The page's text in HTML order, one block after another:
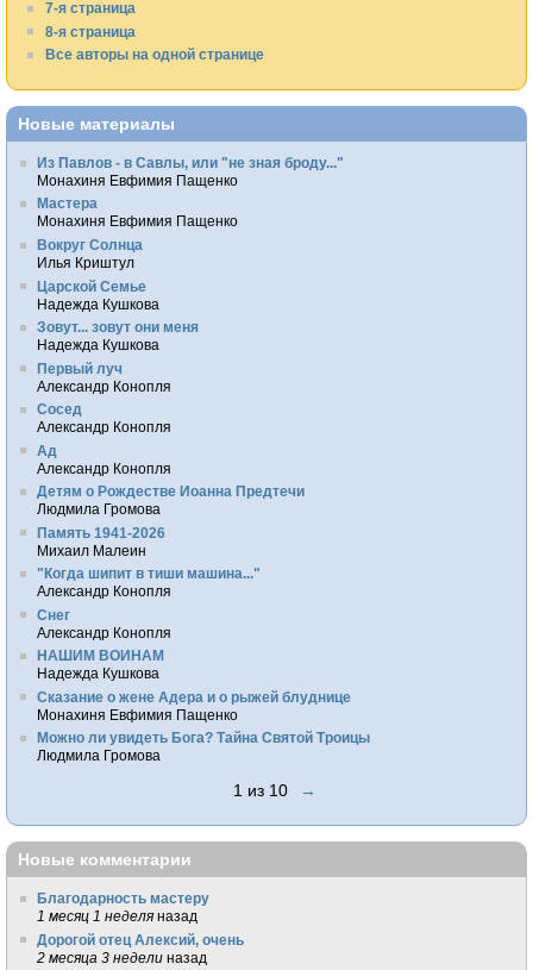
7-я страница
8-я страница
Все авторы на одной странице
Новые материалы
Из Павлов - в Савлы, или "не зная броду..."
Монахиня Евфимия Пащенко
Мастера
Монахиня Евфимия Пащенко
Вокруг Солнца
Илья Криштул
Царской Семье
Надежда Кушкова
Зовут... зовут они меня
Надежда Кушкова
Первый луч
Александр Конопля
Сосед
Александр Конопля
Ад
Александр Конопля
Детям о Рождестве Иоанна Предтечи
Людмила Громова
Память 1941-2026
Михаил Малеин
"Когда шипит в тиши машина..."
Александр Конопля
Снег
Александр Конопля
НАШИМ ВОИНАМ
Надежда Кушкова
Сказание о жене Адера и о рыжей блуднице
Монахиня Евфимия Пащенко
Можно ли увидеть Бога? Тайна Святой Троицы
Людмила Громова
1 из 10 →
Новые комментарии
Благодарность мастеру
1 месяц 1 неделя назад
Дорогой отец Алексий, очень
2 месяца 3 недели назад